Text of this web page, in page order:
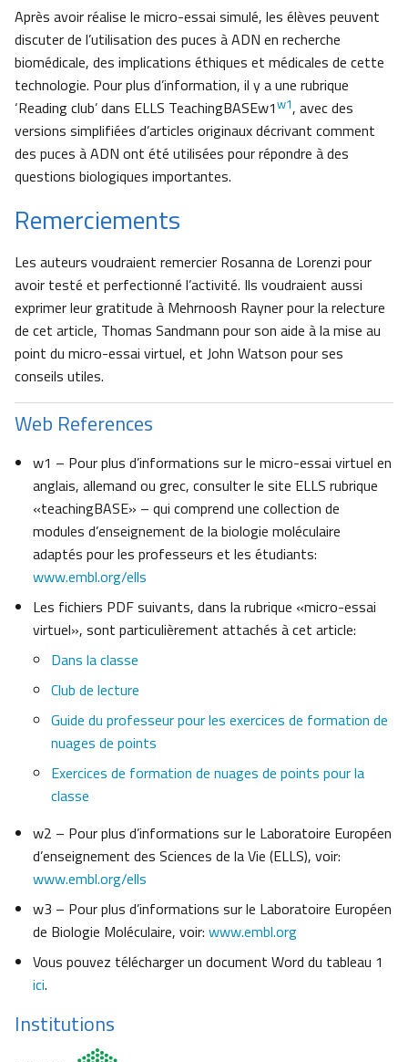
Après avoir réalise le micro-essai simulé, les élèves peuvent
discuter de l’utilisation des puces à ADN en recherche
biomédicale, des implications éthiques et médicales de cette
technologie. Pour plus d’information, il y a une rubrique
‘Reading club’ dans ELLS TeachingBASEw1w1, avec des
versions simplifiées d’articles originaux décrivant comment
des puces à ADN ont été utilisées pour répondre à des
questions biologiques importantes.
Remerciements
Les auteurs voudraient remercier Rosanna de Lorenzi pour
avoir testé et perfectionné l’activité. Ils voudraient aussi
exprimer leur gratitude à Mehrnoosh Rayner pour la relecture
de cet article, Thomas Sandmann pour son aide à la mise au
point du micro-essai virtuel, et John Watson pour ses
conseils utiles.
Web References
w1 – Pour plus d’informations sur le micro-essai virtuel en
anglais, allemand ou grec, consulter le site ELLS rubrique
«teachingBASE» – qui comprend une collection de
modules d’enseignement de la biologie moléculaire
adaptés pour les professeurs et les étudiants:
www.embl.org/ells
Les fichiers PDF suivants, dans la rubrique «micro-essai
virtuel», sont particulièrement attachés à cet article:
Dans la classe
Club de lecture
Guide du professeur pour les exercices de formation de
nuages de points
Exercices de formation de nuages de points pour la
classe
w2 – Pour plus d’informations sur le Laboratoire Européen
d’enseignement des Sciences de la Vie (ELLS), voir:
www.embl.org/ells
w3 – Pour plus d’informations sur le Laboratoire Européen
de Biologie Moléculaire, voir: www.embl.org
Vous pouvez télécharger un document Word du tableau 1
ici.
Institutions